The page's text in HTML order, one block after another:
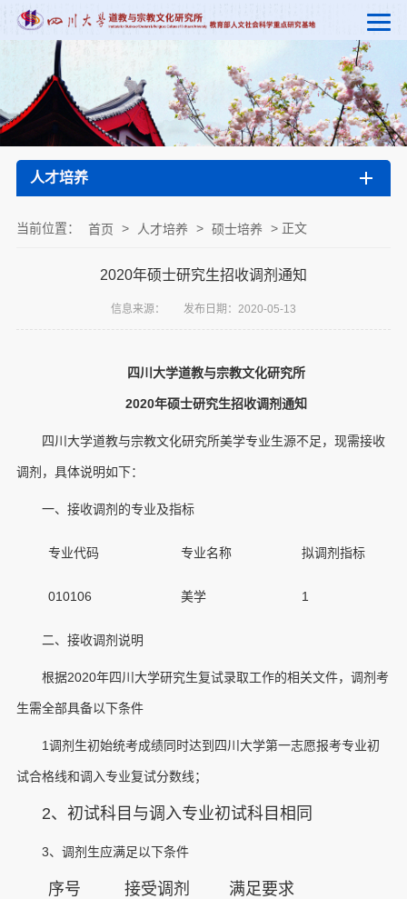
人才培养
当前位置： 首页 > 人才培养 > 硕士培养 > 正文
2020年硕士研究生招收调剂通知
信息来源： 发布日期：2020-05-13
四川大学道教与宗教文化研究所
2020年硕士研究生招收调剂通知
四川大学道教与宗教文化研究所美学专业生源不足，现需接收
调剂，具体说明如下：
一、接收调剂的专业及指标
专业代码 专业名称 拟调剂指标
010106 美学 1
二、接收调剂说明
根据2020年四川大学研究生复试录取工作的相关文件，调剂考
生需全部具备以下条件
1调剂生初始统考成绩同时达到四川大学第一志愿报考专业初
试合格线和调入专业复试分数线；
2、初试科目与调入专业初试科目相同
3、调剂生应满足以下条件
序号
接受调剂
满足要求